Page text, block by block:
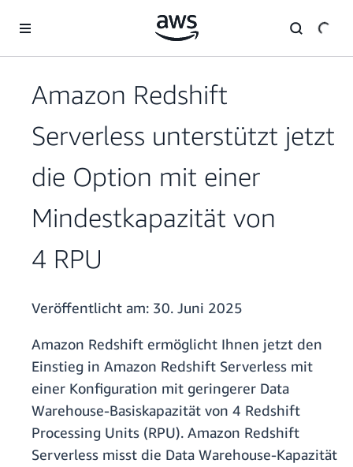
Überspringen zum Hauptinhalt
Amazon Redshift
Serverless unterstützt jetzt
die Option mit einer
Mindestkapazität von
4 RPU
Veröffentlicht am: 30. Juni 2025
Amazon Redshift ermöglicht Ihnen jetzt den
Einstieg in Amazon Redshift Serverless mit
einer Konfiguration mit geringerer Data
Warehouse-Basiskapazität von 4 Redshift
Processing Units (RPU). Amazon Redshift
Serverless misst die Data Warehouse-Kapazität